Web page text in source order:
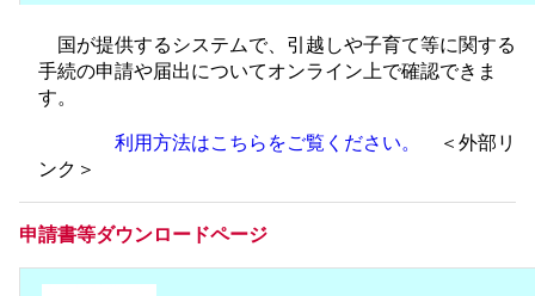
国が提供するシステムで、引越しや子育て等に関する
手続の申請や届出についてオンライン上で確認できま
す。
利用方法はこちらをご覧ください。
＜外部リ
ンク＞
申請書等ダウンロードページ